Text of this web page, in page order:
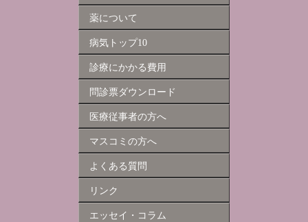
薬について
病気トップ10
診療にかかる費用
問診票ダウンロード
医療従事者の方へ
マスコミの方へ
よくある質問
リンク
エッセイ・コラム